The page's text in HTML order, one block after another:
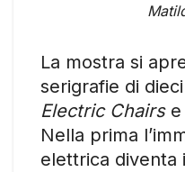
La mostra si
serigrafie di
Electric Chairse
Nella prima
elettrica diventa